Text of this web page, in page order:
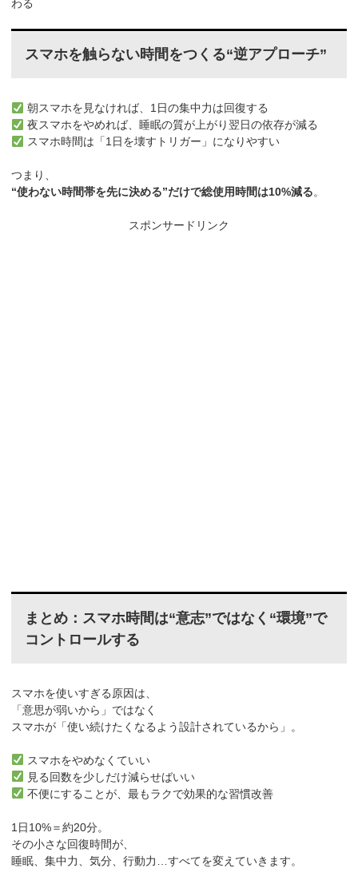
わる
スマホを触らない時間をつくる“逆アプローチ”
朝スマホを見なければ、1日の集中力は回復する
夜スマホをやめれば、睡眠の質が上がり翌日の依存が減る
スマホ時間は「1日を壊すトリガー」になりやすい
つまり、
“使わない時間帯を先に決める”だけで総使用時間は10%減る。
スポンサードリンク
まとめ：スマホ時間は“意志”ではなく“環境”で
コントロールする
スマホを使いすぎる原因は、
「意思が弱いから」ではなく
スマホが「使い続けたくなるよう設計されているから」。
スマホをやめなくていい
見る回数を少しだけ減らせばいい
不便にすることが、最もラクで効果的な習慣改善
1日10%＝約20分。
その小さな回復時間が、
睡眠、集中力、気分、行動力…すべてを変えていきます。